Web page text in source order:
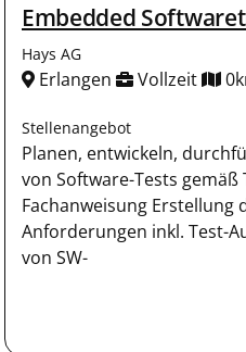
Embedded
Hays AG
Erlangen Vollzeit
Stellenangebot
Planen, entwickeln,
von Software-Tests
Fachanweisung Erstellung
Anforderungen inkl. Test-
von SW-